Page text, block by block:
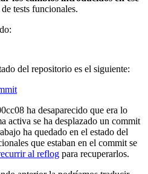
tests funcionales.
del repositorio es el siguiente:
ha desaparecido que era lo
activa se ha desplazado un commit
ha quedado en el estado del
que estaban en el commit se
al reflog para recuperarlos.